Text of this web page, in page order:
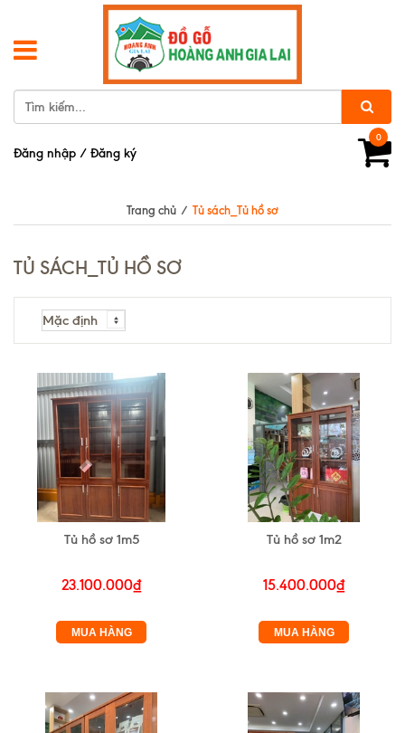
0
Đăng nhập / Đăng ký
Trang chủ / Tủ sách_Tủ hồ sơ
TỦ SÁCH_TỦ HỒ SƠ
Tủ hồ sơ 1m5
23.100.000₫
MUA HÀNG
Tủ hồ sơ 1m2
15.400.000₫
MUA HÀNG